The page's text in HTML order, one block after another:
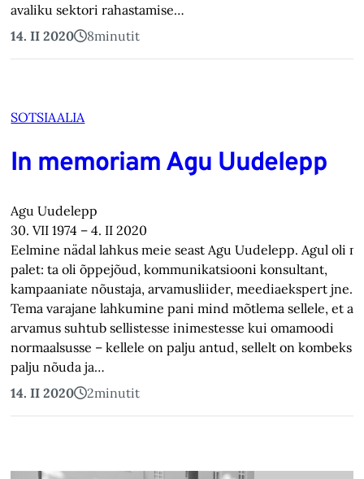
avaliku sektori rahastamise…
14. II 2020
8minutit
SOTSIAALIA
In memoriam Agu Uudelepp
Agu Uudelepp
30. VII 1974 – 4. II 2020
Eelmine nädal lahkus meie seast Agu Uudelepp. Agul oli
palet: ta oli õppejõud, kommunikatsiooni konsultant,
kampaaniate nõustaja, arvamusliider, meediaekspert jne.
Tema varajane lahkumine pani mind mõtlema sellele, et
arvamus suhtub sellistesse inimestesse kui omamoodi
normaalsusse – kellele on palju antud, sellelt on kombeks
palju nõuda ja…
14. II 2020
2minutit